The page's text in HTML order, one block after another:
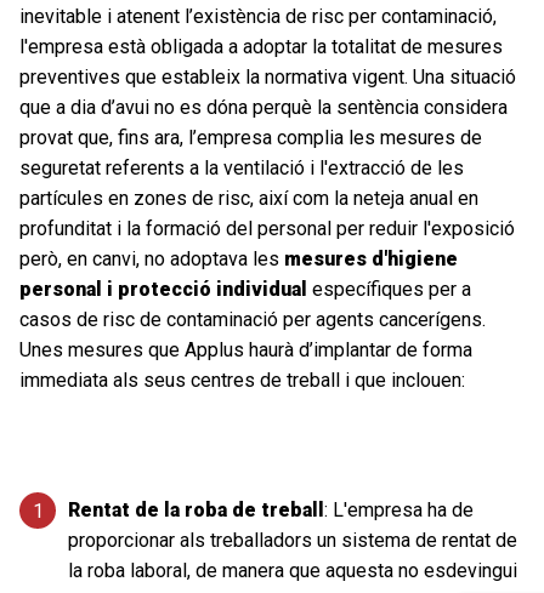
inevitable i atenent l’existència de risc per contaminació,
l'empresa està obligada a adoptar la totalitat de mesures
preventives que estableix la normativa vigent. Una situació
que a dia d’avui no es dóna perquè la sentència considera
provat que, fins ara, l’empresa complia les mesures de
seguretat referents a la ventilació i l'extracció de les
partícules en zones de risc, així com la neteja anual en
profunditat i la formació del personal per reduir l'exposició
però, en canvi, no adoptava les mesures d'higiene
personal i protecció individual específiques per a
casos de risc de contaminació per agents cancerígens.
Unes mesures que Applus haurà d’implantar de forma
immediata als seus centres de treball i que inclouen:
Rentat de la roba de treball : L'empresa ha de
proporcionar als treballadors un sistema de rentat de
la roba laboral, de manera que aquesta no esdevingui